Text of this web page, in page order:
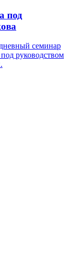
под
семинар
руководством